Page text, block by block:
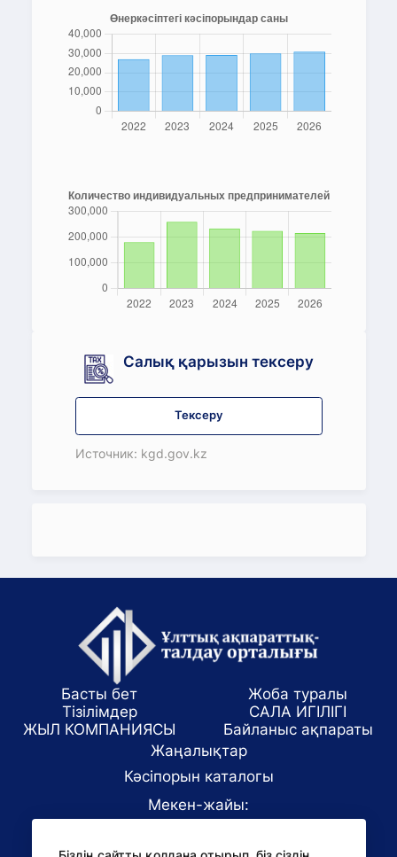
Салық қарызын тексеру
Тексеру
Источник: kgd.gov.kz
Басты бет
Жоба туралы
Тізілімдер
САЛА ИГІЛІГІ
ЖЫЛ КОМПАНИЯСЫ
Байланыс ақпараты
Жаңалықтар
Кәсіпорын каталогы
Мекен-жайы: